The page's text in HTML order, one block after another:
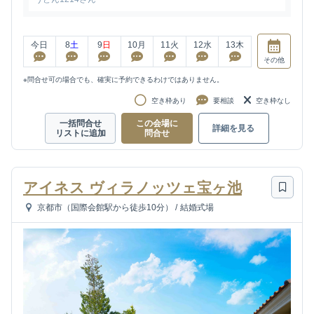
今日 8土 9 日 10月 11火 12水 13木
その他
※問合せ可の場合でも、確実に予約できるわけではありません。
空き枠あり 要相談 空き枠なし
一括問合せ
リストに追加
この会場に
問合せ
詳細を見る
アイネス ヴィラノッツェ宝ヶ池
京都市（国際会館駅から徒歩10分） / 結婚式場